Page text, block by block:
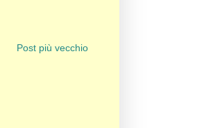
Post più vecchio